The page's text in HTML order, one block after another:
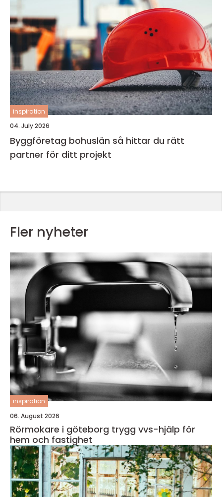
inspiration
04. July 2026
Byggföretag bohuslän så hittar du rätt
partner för ditt projekt
Fler nyheter
inspiration
06. August 2026
Rörmokare i göteborg trygg vvs-hjälp för
hem och fastighet